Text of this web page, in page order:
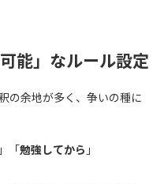
能」なルール設定
の余地が多く、争いの種に
」「勉強してから 」